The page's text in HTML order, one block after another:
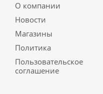
О компании
Новости
Магазины
Политика
Пользовательское
соглашение